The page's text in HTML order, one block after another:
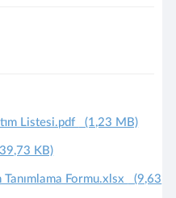
Listesi.pdf
(1,23 MB)
KB)
Formu.xlsx
(9,63